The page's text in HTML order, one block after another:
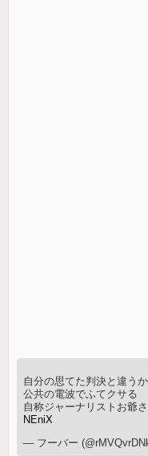
自分の思てた判決と違う
公共の電波でふてクサる
自称ジャーナリストお爺
NEniX
— フーバー